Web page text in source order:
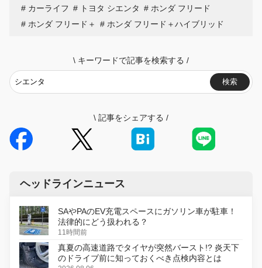
カーライフ
トヨタ シエンタ
ホンダ フリード
ホンダ フリード＋
ホンダ フリード＋ハイブリッド
\ キーワードで記事を検索する /
検索
\ 記事をシェアする /
ヘッドラインニュース
SAやPAのEV充電スペースにガソリン車が駐車！
法律的にどう扱われる？
11時間前
真夏の高速道路でタイヤが突然バースト!? 炎天下
のドライブ前に知っておくべき点検内容とは